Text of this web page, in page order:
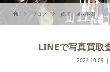
ブログ 買取・回収事例
LINEで写真買取
2024.10.09